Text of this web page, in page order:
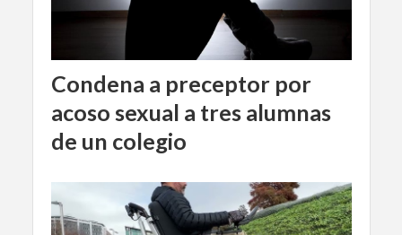
Condena a preceptor por
acoso sexual a tres alumnas
de un colegio